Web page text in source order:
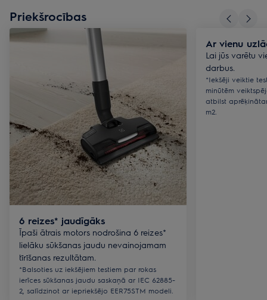
Priekšrocības
6 reizes* jaudīgāks
Īpaši ātrais motors nodrošina 6 reizes*
lielāku sūkšanas jaudu nevainojamam
tīrīšanas rezultātam.
*Balsoties uz iekšējiem testiem par rokas
ierīces sūkšanas jaudu saskaņā ar IEC 62885-
2, salīdzinot ar iepriekšējo EER75STM modeli.
Ar vienu
Lai jūs varētu
darbus.
*Iekšēji veiktie
minūtēm
atbilst
m2.